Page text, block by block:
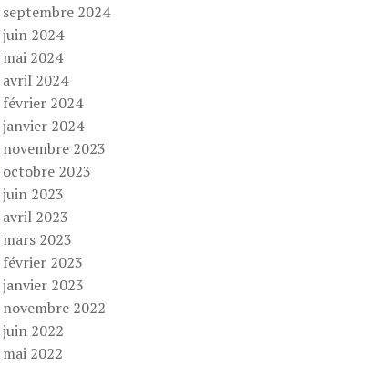
septembre 2024
juin 2024
mai 2024
avril 2024
février 2024
janvier 2024
novembre 2023
octobre 2023
juin 2023
avril 2023
mars 2023
février 2023
janvier 2023
novembre 2022
juin 2022
mai 2022